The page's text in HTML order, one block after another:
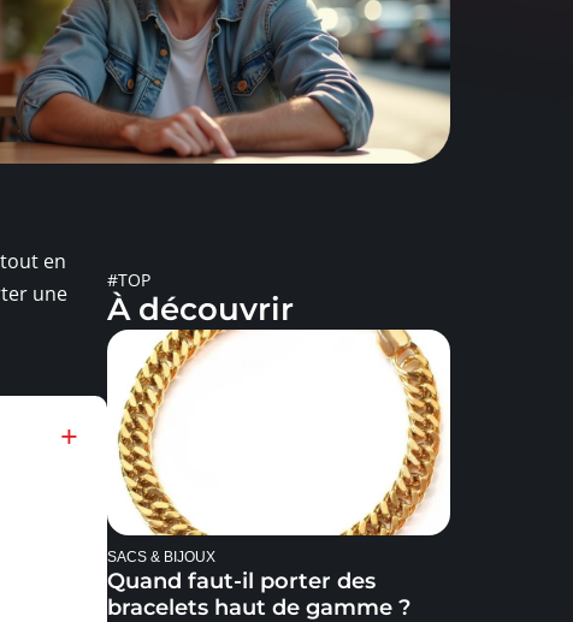
en
une
#TOP
À découvrir
SACS & BIJOUX
Quand faut-il porter des
bracelets haut de gamme ?